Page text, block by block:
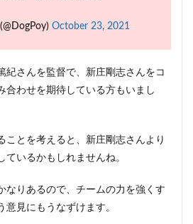
October 23, 2021
紀さんを監督で、新庄剛志さんをコ
合わせを期待している方もいまし
ことを考えると、新庄剛志さんより
ているかもしれませんね。
なりあるので、チームの力を強くす
意見にもうなずけます。